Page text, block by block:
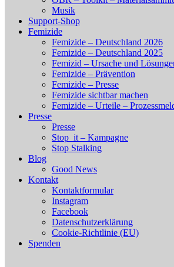
Musik
Support-Shop
Femizide
Femizide – Deutschland 2026
Femizide – Deutschland 2025
Femizid – Ursache und
Femizide – Prävention
Femizide – Presse
Femizide sichtbar machen
Femizide – Urteile –
Presse
Presse
Stop_it – Kampagne
Stop Stalking
Blog
Good News
Kontakt
Kontaktformular
Instagram
Facebook
Datenschutzerklärung
Cookie-Richtlinie (EU)
Spenden